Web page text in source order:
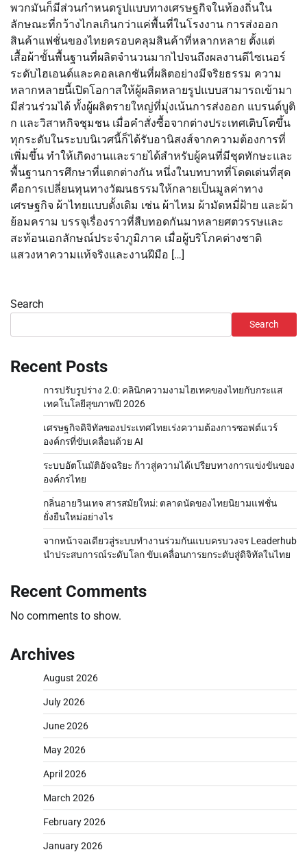
พวกมันก็มีส่วนกำหนดรูปแบบทางเศรษฐกิจในท้องถิ่นใน
ลักษณะที่กว้างไกลเกินกว่าแค่พื้นที่ในโรงงาน การส่งออก
สินค้าแฟชั่นของไทยครอบคลุมสินค้าที่หลากหลาย ตั้งแต่
เสื้อผ้าขั้นพื้นฐานที่ผลิตจำนวนมากไปจนถึงผลงานดีไซเนอร์
ระดับไฮเอนด์และคอลเลกชันที่ผลิตอย่างมีจริยธรรม ความ
หลากหลายนี้เปิดโอกาสให้ผู้ผลิตหลายรูปแบบสามารถเข้ามา
มีส่วนร่วมได้ ทั้งผู้ผลิตรายใหญ่ที่มุ่งเน้นการส่งออก แบรนด์บูติ
ก และวิสาหกิจชุมชน เมื่อคำสั่งซื้อจากต่างประเทศเติบโตขึ้น
ทุกระดับในระบบนิเวศนี้ก็ได้รับอานิสงส์จากความต้องการที่
เพิ่มขึ้น ทำให้เกิดงานและรายได้สำหรับผู้คนที่มีชุดทักษะและ
พื้นฐานการศึกษาที่แตกต่างกัน หนึ่งในบทบาทที่โดดเด่นที่สุด
คือการเปลี่ยนทุนทางวัฒนธรรมให้กลายเป็นมูลค่าทาง
เศรษฐกิจ ผ้าไทยแบบดั้งเดิม เช่น ผ้าไหม ผ้ามัดหมี่ฝ้าย และผ้า
ย้อมคราม บรรจุเรื่องราวที่สืบทอดกันมาหลายศตวรรษและ
สะท้อนเอกลักษณ์ประจำภูมิภาค เมื่อผู้บริโภคต่างชาติ
แสวงหาความแท้จริงและงานฝีมือ […]
Search
Search
Recent Posts
การปรับรูปร่าง 2.0: คลินิกความงามไฮเทคของไทยกับกระแส
เทคโนโลยีสุขภาพปี 2026
เศรษฐกิจดิจิทัลของประเทศไทยเร่งความต้องการซอฟต์แวร์
องค์กรที่ขับเคลื่อนด้วย AI
ระบบอัตโนมัติอัจฉริยะ ก้าวสู่ความได้เปรียบทางการแข่งขันของ
องค์กรไทย
กลิ่นอายวินเทจ สารสมัยใหม่: ตลาดนัดของไทยนิยามแฟชั่น
ยั่งยืนใหม่อย่างไร
จากหน้าจอเดียวสู่ระบบทำงานร่วมกันแบบครบวงจร Leaderhub
นำประสบการณ์ระดับโลก ขับเคลื่อนการยกระดับสู่ดิจิทัลในไทย
Recent Comments
No comments to show.
Archives
August 2026
July 2026
June 2026
May 2026
April 2026
March 2026
February 2026
January 2026